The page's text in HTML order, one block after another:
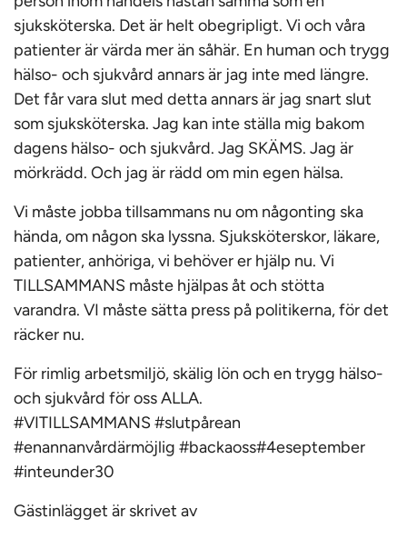
sjuksköterska. Det är helt obegripligt. Vi och våra
patienter är värda mer än såhär. En human och trygg
hälso- och sjukvård annars är jag inte med längre.
Det får vara slut med detta annars är jag snart slut
som sjuksköterska. Jag kan inte ställa mig bakom
dagens hälso- och sjukvård. Jag SKÄMS. Jag är
mörkrädd. Och jag är rädd om min egen hälsa.
Vi måste jobba tillsammans nu om någonting ska
hända, om någon ska lyssna. Sjuksköterskor, läkare,
patienter, anhöriga, vi behöver er hjälp nu. Vi
TILLSAMMANS måste hjälpas åt och stötta
varandra. VI måste sätta press på politikerna, för det
räcker nu.
För rimlig arbetsmiljö, skälig lön och en trygg hälso-
och sjukvård för oss ALLA.
#VITILLSAMMANS #slutpårean
#enannanvårdärmöjlig #backaoss#4eseptember
#inteunder30
Gästinlägget är skrivet av